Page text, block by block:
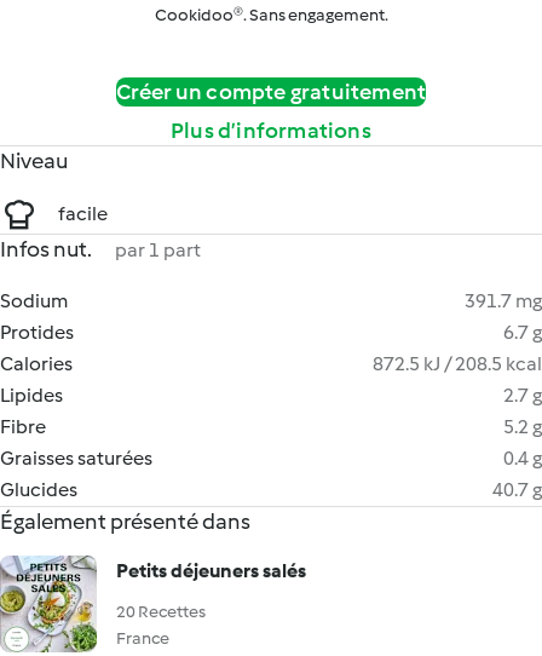
Cookidoo®. Sans engagement.
Créer un compte gratuitement
Plus d’informations
Niveau
facile
Infos nut. par 1 part
Sodium
391.7 mg
Protides
6.7 g
Calories
872.5 kJ / 208.5 kcal
Lipides
2.7 g
Fibre
5.2 g
Graisses saturées
0.4 g
Glucides
40.7 g
Également présenté dans
Petits déjeuners salés
20 Recettes
France